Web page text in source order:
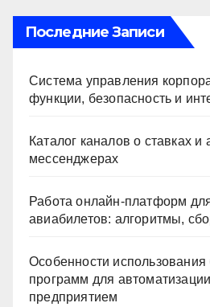
Последние Записи
Система управления
функции, безопасность и
Каталог каналов о ставках и
мессенджерах
Работа онлайн‑платформ
авиабилетов: алгоритмы,
Особенности использования
программ для
предприятием